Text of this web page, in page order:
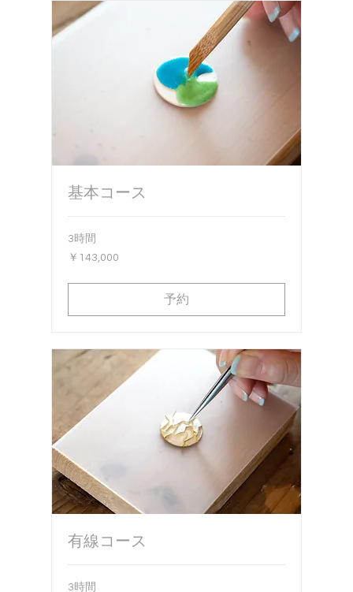
基本コース
3時間
143,000
円
￥143,000
予約
有線コース
3時間